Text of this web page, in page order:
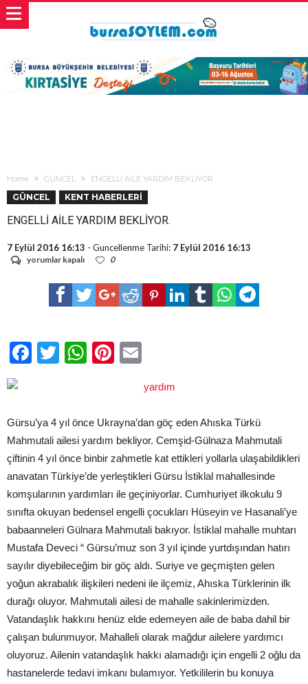
Home GÜNCEL ENGELLİ AİLE YARDIM BEKLİYOR.
GÜNCEL KENT HABERLERİ
ENGELLİ AİLE YARDIM BEKLİYOR.
7 Eylül 2016 16:13 - Guncellenme Tarihi: 7 Eylül 2016 16:13
ENGELLİ
YARDIM
BEKLİYOR.
yorumlar kapalı 0
Facebook
TwitterWhatsApp
Pinterest
Gürsu’ya 4 yıl önce Ukrayna’dan göç eden Ahıska Türkü
Mahmutali ailesi yardım bekliyor. Cemşid-Gülnaza Mahmutali
çiftinin 4 yıl önce binbir zahmetle kat ettikleri yollarla ulaşabildikleri
anavatan Türkiye’de yerleştikleri Gürsu İstiklal mahallesinde
komşularının yardımları ile geçiniyorlar. Cumhuriyet ilkokulu 9
sınıfta okuyan bedensel engelli çocukları Hüseyin ve Hasanali’ye
babaanneleri Gülnara Mahmutali bakıyor. İstiklal mahalle muhtarı
Mustafa Deveci “ Gürsu’muz son 3 yıl içinde yurtdışından hatırı
sayılır diyebileceğim bir göç aldı. Suriye ve geçmişten gelen
yoğun akrabalık ilişkileri nedeni ile ilçemiz, Ahıska Türklerinin ilk
durağı oluyor. Mahmutali ailesi de mahalle sakinlerimizden.
Vatandaşlık hakkını henüz elde edemeyen aile de baba dahil bir
çalışan bulunmuyor. Mahalleli olarak mağdur ailelere yardımcı
oluyoruz. Ailenin vatandaşlık hakkı alamadığı için engelli 2 oğlu da
hastanelerde tedavi imkanı bulamıyor. Yetkililerin bu konuya